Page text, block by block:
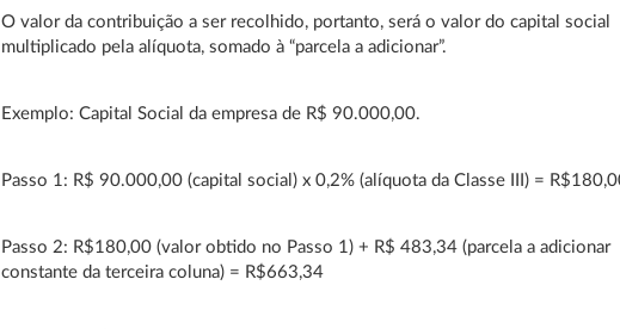
O valor da contribuição a ser recolhido, portanto, será o valor do capital social
multiplicado pela alíquota, somado à “parcela a adicionar”.
Exemplo: Capital Social da empresa de R$ 90.000,00.
Passo 1: R$ 90.000,00 (capital social) x 0,2% (alíquota da Classe III) =
Passo 2: R$180,00 (valor obtido no Passo 1) + R$ 483,34 (parcela a adicionar
constante da terceira coluna) = R$663,34